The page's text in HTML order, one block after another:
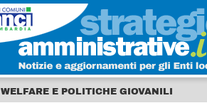
WELFARE E POLITICHE GIOVANILI